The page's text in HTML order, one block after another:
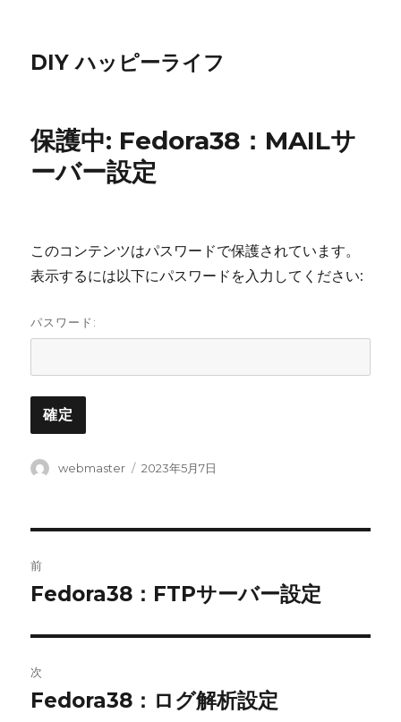
DIY ハッピーライフ
保護中: Fedora38：MAILサ
ーバー設定
このコンテンツはパスワードで保護されています。
表示するには以下にパスワードを入力してください:
パスワード:
投
webmaster
投
2023年5月7日
稿
ビ
ゲ
前
前
投
稿:
Fedora38：FTPサーバー設定
次
次
Fedora38：ログ解析設定